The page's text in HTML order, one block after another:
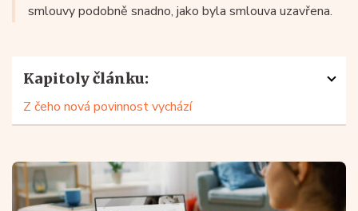
smlouvy podobně snadno, jako byla smlouva uzavřena.
Kapitoly článku:
Z čeho nová povinnost vychází